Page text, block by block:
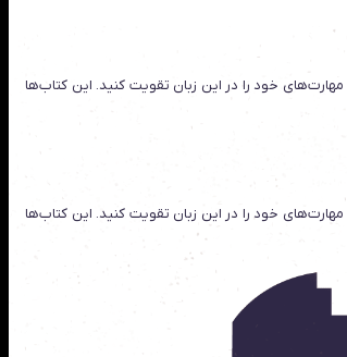
خود را در این زبان تقویت کنید. این کتاب‌ها
خود را در این زبان تقویت کنید. این کتاب‌ها